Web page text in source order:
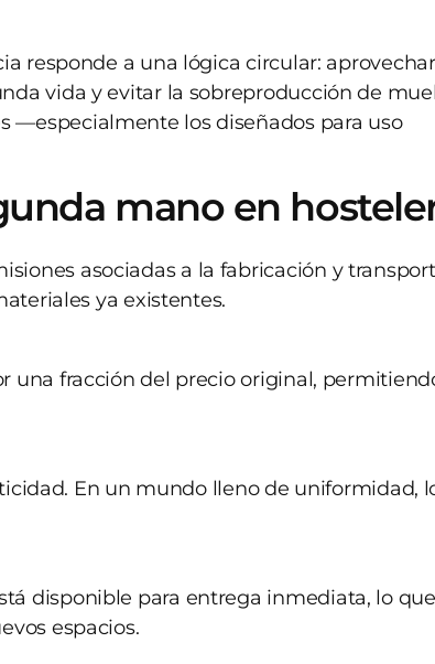
responde a una lógica circular: aprovechar
vida y evitar la sobreproducción de
—especialmente los diseñados para uso
mano en
asociadas a la fabricación y
ya existentes.
una fracción del precio original,
En un mundo lleno de uniformidad,
disponible para entrega inmediata, lo que
espacios.